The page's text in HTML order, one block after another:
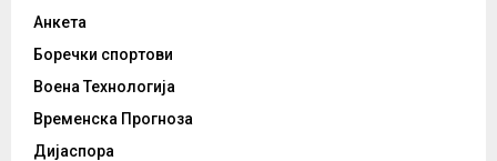
Анкета
Боречки спортови
Воена Технологија
Временска Прогноза
Дијаспора